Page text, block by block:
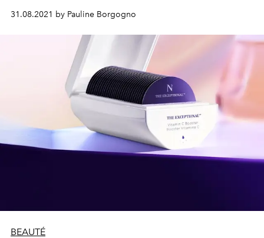
31.08.2021 by Pauline Borgogno
BEAUTÉ